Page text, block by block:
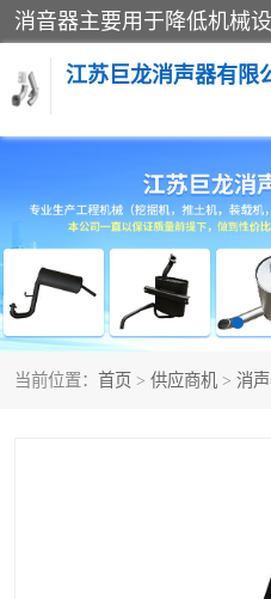
江苏巨龙消声器有限
当前位置： 首页 > 供应商机 > 消
消声器